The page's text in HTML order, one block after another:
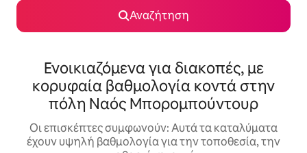
Αναζήτηση
Ενοικιαζόμενα για διακοπές, με
κορυφαία βαθμολογία κοντά στην
πόλη Ναός Μπορομπούντουρ
Οι επισκέπτες συμφωνούν: Αυτά τα καταλύματα
έχουν υψηλή βαθμολογία για την τοποθεσία, την